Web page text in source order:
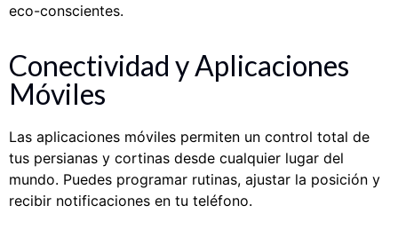
eco-conscientes.
Conectividad y Aplicaciones
Móviles
Las aplicaciones móviles permiten un control total de
tus persianas y cortinas desde cualquier lugar del
mundo. Puedes programar rutinas, ajustar la posición y
recibir notificaciones en tu teléfono.